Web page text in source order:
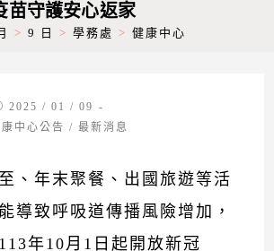
苗守護安心返家
> 9 日 > 學務處 > 健康中心
2025 / 01 / 09
中心公告 / 最新消息
、年末聚餐、出國旅遊等活
導致呼吸道傳播風險增加，
年10月1日起開放新冠